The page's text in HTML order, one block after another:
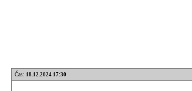
Čas: 18.12.2024 17:30